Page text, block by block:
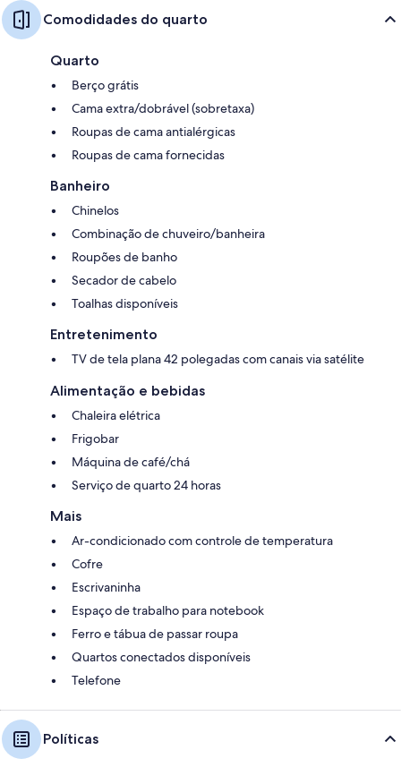
Comodidades do quarto
Quarto
Berço grátis
Cama extra/dobrável (sobretaxa)
Roupas de cama antialérgicas
Roupas de cama fornecidas
Banheiro
Chinelos
Combinação de chuveiro/banheira
Roupões de banho
Secador de cabelo
Toalhas disponíveis
Entretenimento
TV de tela plana 42 polegadas com canais via satélite
Alimentação e bebidas
Chaleira elétrica
Frigobar
Máquina de café/chá
Serviço de quarto 24 horas
Mais
Ar-condicionado com controle de temperatura
Cofre
Escrivaninha
Espaço de trabalho para notebook
Ferro e tábua de passar roupa
Quartos conectados disponíveis
Telefone
Políticas